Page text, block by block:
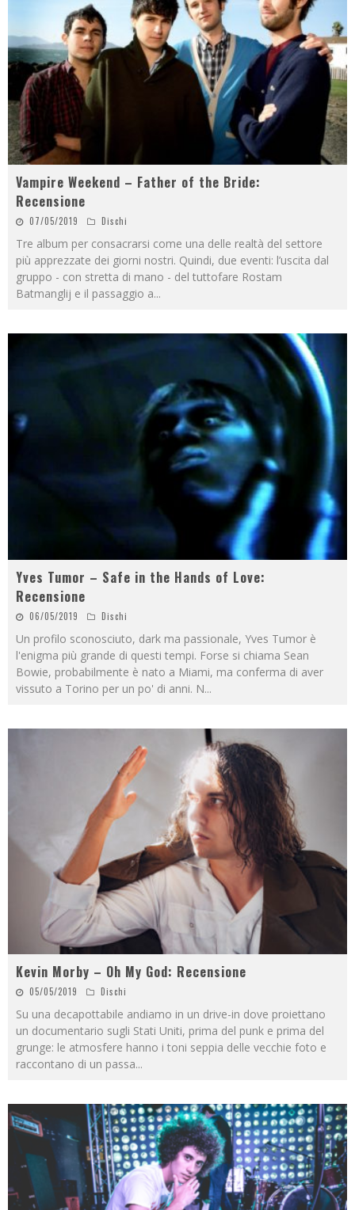
Vampire Weekend – Father of the Bride:
Recensione
07/05/2019 Dischi
Tre album per consacrarsi come una delle realtà del settore
più apprezzate dei giorni nostri. Quindi, due eventi: l’uscita dal
gruppo - con stretta di mano - del tuttofare Rostam
Batmanglij e il passaggio a...
Yves Tumor – Safe in the Hands of Love:
Recensione
06/05/2019 Dischi
Un profilo sconosciuto, dark ma passionale, Yves Tumor è
l'enigma più grande di questi tempi. Forse si chiama Sean
Bowie, probabilmente è nato a Miami, ma conferma di aver
vissuto a Torino per un po' di anni. N...
Kevin Morby – Oh My God: Recensione
05/05/2019 Dischi
Su una decapottabile andiamo in un drive-in dove proiettano
un documentario sugli Stati Uniti, prima del punk e prima del
grunge: le atmosfere hanno i toni seppia delle vecchie foto e
raccontano di un passa...